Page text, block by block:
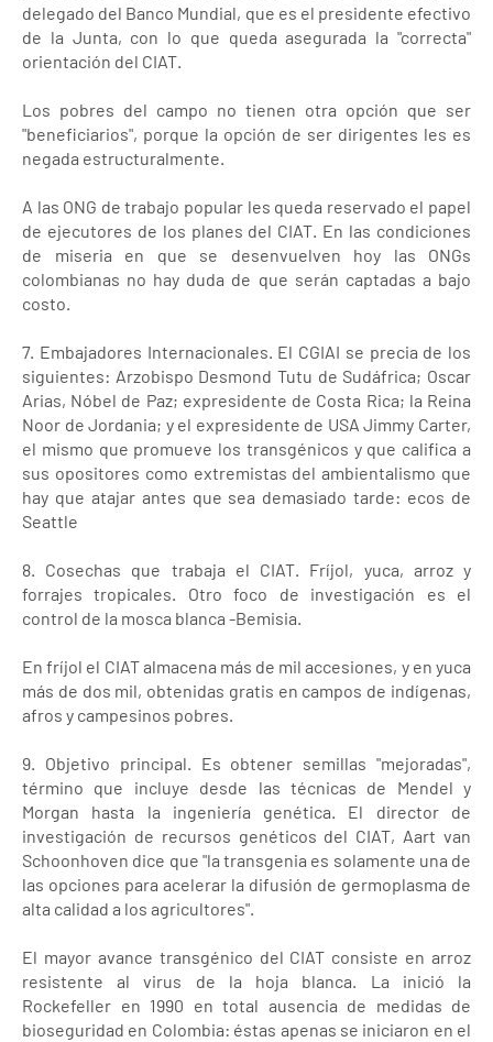
delegado del Banco Mundial, que es el presidente efectivo
de la Junta, con lo que queda asegurada la "correcta"
orientación del CIAT.
Los pobres del campo no tienen otra opción que ser
"beneficiarios", porque la opción de ser dirigentes les es
negada estructuralmente.
A las ONG de trabajo popular les queda reservado el papel
de ejecutores de los planes del CIAT. En las condiciones
de miseria en que se desenvuelven hoy las ONGs
colombianas no hay duda de que serán captadas a bajo
costo.
7. Embajadores Internacionales. El CGIAI se precia de los
siguientes: Arzobispo Desmond Tutu de Sudáfrica; Oscar
Arias, Nóbel de Paz; expresidente de Costa Rica; la Reina
Noor de Jordania; y el expresidente de USA Jimmy Carter,
el mismo que promueve los transgénicos y que califica a
sus opositores como extremistas del ambientalismo que
hay que atajar antes que sea demasiado tarde: ecos de
Seattle
8. Cosechas que trabaja el CIAT. Fríjol, yuca, arroz y
forrajes tropicales. Otro foco de investigación es el
control de la mosca blanca -Bemisia.
En fríjol el CIAT almacena más de mil accesiones, y en yuca
más de dos mil, obtenidas gratis en campos de indígenas,
afros y campesinos pobres.
9. Objetivo principal. Es obtener semillas "mejoradas",
término que incluye desde las técnicas de Mendel y
Morgan hasta la ingeniería genética. El director de
investigación de recursos genéticos del CIAT, Aart van
Schoonhoven dice que "la transgenia es solamente una de
las opciones para acelerar la difusión de germoplasma de
alta calidad a los agricultores".
El mayor avance transgénico del CIAT consiste en arroz
resistente al virus de la hoja blanca. La inició la
Rockefeller en 1990 en total ausencia de medidas de
bioseguridad en Colombia: éstas apenas se iniciaron en el